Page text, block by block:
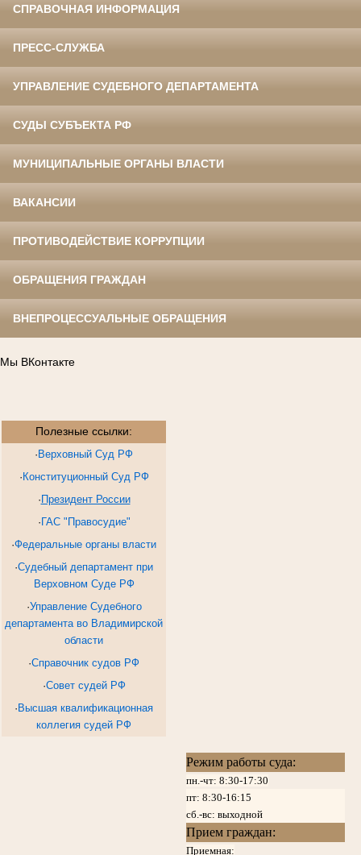
СПРАВОЧНАЯ ИНФОРМАЦИЯ
ПРЕСС-СЛУЖБА
УПРАВЛЕНИЕ СУДЕБНОГО ДЕПАРТАМЕНТА
СУДЫ СУБЪЕКТА РФ
МУНИЦИПАЛЬНЫЕ ОРГАНЫ ВЛАСТИ
ВАКАНСИИ
ПРОТИВОДЕЙСТВИЕ КОРРУПЦИИ
ОБРАЩЕНИЯ ГРАЖДАН
ВНЕПРОЦЕССУАЛЬНЫЕ ОБРАЩЕНИЯ
Мы ВКонтакте
Полезные ссылки:
· Верховный Суд РФ
· Конституционный Суд РФ
· Президент России
· ГАС "Правосудие"
·Федеральные органы власти
·Судебный департамент при
Верховном Суде РФ
·Управление Судебного
департамента во Владимирской
области
·Справочник судов РФ
·Совет судей РФ
· Высшая квалификационная
коллегия судей РФ
Режим работы суда:
пн.-чт: 8:30-17:30
пт: 8:30-16:15
сб.-вс: выходной
Прием граждан:
Приемная: